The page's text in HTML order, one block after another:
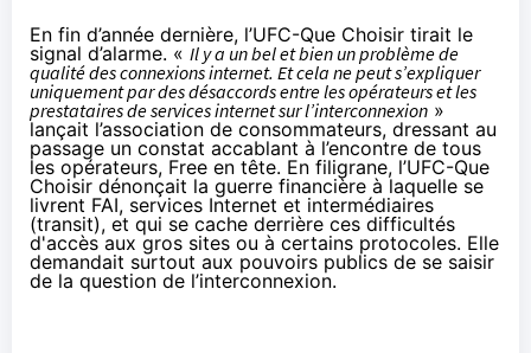
En fin d’année dernière, l’UFC-Que Choisir tirait le
signal d’alarme. « Il y a un bel et bien un problème de
qualité des connexions internet. Et cela ne peut s’expliquer
uniquement par des désaccords entre les opérateurs et les
prestataires de services internet sur l’interconnexion »
lançait l’association de consommateurs, dressant au
passage un constat accablant à l’encontre de tous
les opérateurs, Free en tête. En filigrane, l’UFC-Que
Choisir dénonçait la guerre financière à laquelle se
livrent FAI, services Internet et intermédiaires
(transit), et qui se cache derrière ces difficultés
d'accès aux gros sites ou à certains protocoles. Elle
demandait surtout aux pouvoirs publics de se saisir
de la question de l’interconnexion.